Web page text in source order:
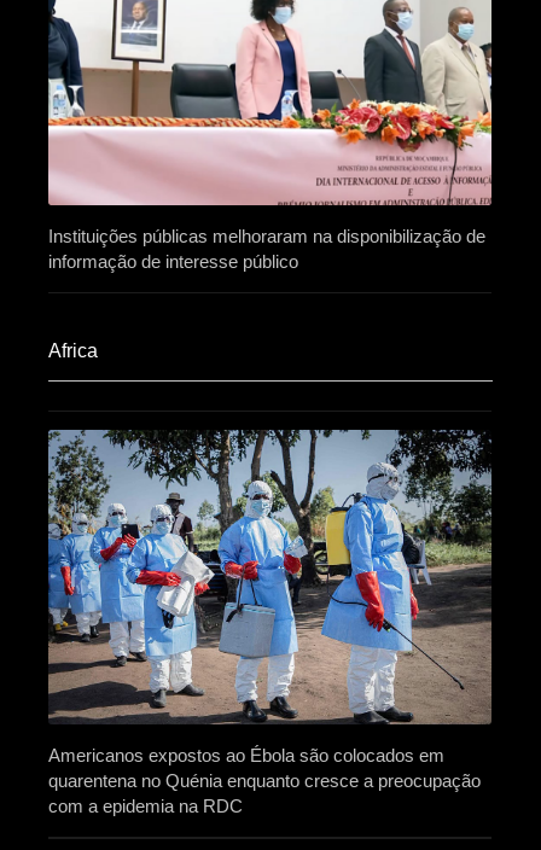
Instituições públicas melhoraram na disponibilização de
informação de interesse público
Africa​
Americanos expostos ao Ébola são colocados em
quarentena no Quénia enquanto cresce a preocupação
com a epidemia na RDC